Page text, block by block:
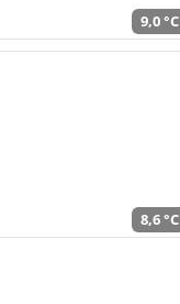
9,0 °C
8,6 °C